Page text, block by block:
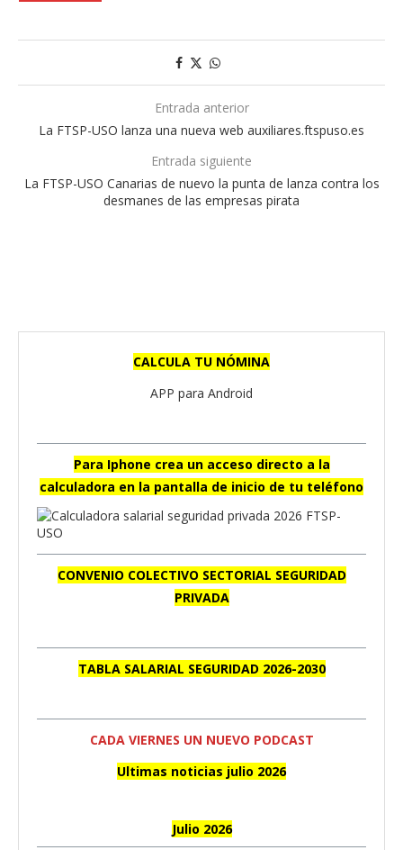
Entrada anterior
La FTSP-USO lanza una nueva web auxiliares.ftspuso.es
Entrada siguiente
La FTSP-USO Canarias de nuevo la punta de lanza contra los
desmanes de las empresas pirata
CALCULA TU NÓMINA
APP para Android
Para Iphone crea un acceso directo a la
calculadora en la pantalla de inicio de tu teléfono
CONVENIO COLECTIVO SECTORIAL SEGURIDAD
PRIVADA
TABLA SALARIAL SEGURIDAD 2026-2030
CADA VIERNES UN NUEVO PODCAST
Ultimas noticias julio 2026
Julio 2026